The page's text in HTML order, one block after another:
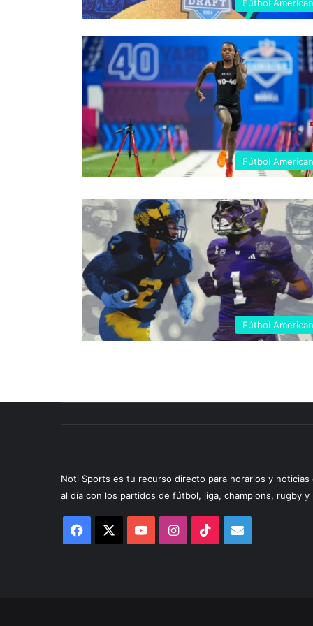
Fútbol
Fútbol
Fútbol
Noti Sports es tu recurso directo para horarios y
al día con los partidos de fútbol, liga, champions, rugby
Facebook YouTubeInstagram
TikTok